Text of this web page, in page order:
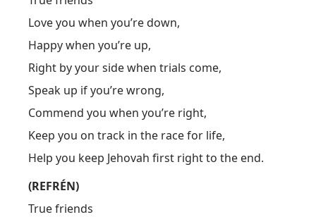
Love you when you’re down,
Happy when you’re up,
Right by your side when trials come,
Speak up if you’re wrong,
Commend you when you’re right,
Keep you on track in the race for life,
Help you keep Jehovah first right to the end.
(REFRÉN)
True friends